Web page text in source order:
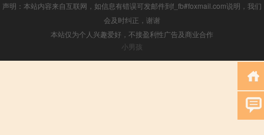
声明：本站内容来自互联网，如信息有错误可发邮件到f_fb#foxmail.com说明，我们
会及时纠正，谢谢
本站仅为个人兴趣爱好，不接盈利性广告及商业合作
小男孩